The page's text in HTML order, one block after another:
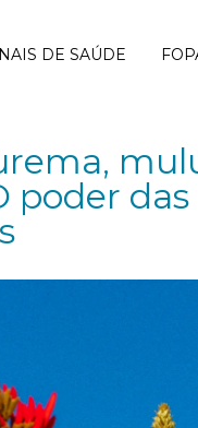
DE SAÚDE
poder das